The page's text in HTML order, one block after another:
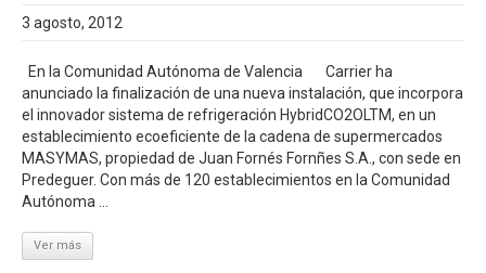
3 agosto, 2012
En la Comunidad Autónoma de Valencia Carrier ha
anunciado la finalización de una nueva instalación, que incorpora
el innovador sistema de refrigeración HybridCO2OLTM, en un
establecimiento ecoeficiente de la cadena de supermercados
MASYMAS, propiedad de Juan Fornés Fornñes S.A., con sede en
Predeguer. Con más de 120 establecimientos en la Comunidad
Autónoma ...
Ver más